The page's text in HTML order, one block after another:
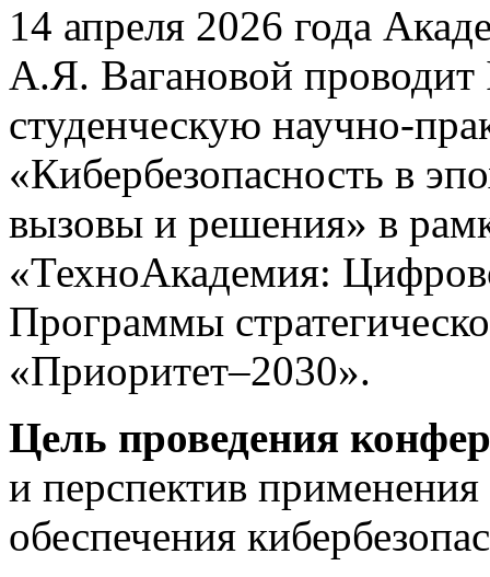
14 апреля 2026 года
А.Я. Вагановой
студенческую научно-
«Кибербезопасность в
вызовы и решения» в
«ТехноАкадемия:
Программы
«Приоритет–2030».
Цель проведения
и перспектив
обеспечения